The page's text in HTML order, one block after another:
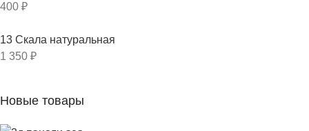
400 ₽
13 Скала натуральная
1 350 ₽
Новые товары